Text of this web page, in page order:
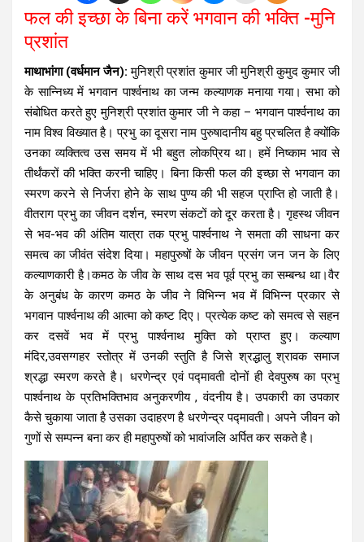
फल की इच्छा के बिना करें भगवान की भक्ति -मुनि
प्रशांत
माथाभांगा (वर्धमान जैन): मुनिश्री प्रशांत कुमार जी मुनिश्री कुमुद कुमार जी
के सान्निध्य में भगवान पार्श्वनाथ का जन्म कल्याणक मनाया गया। सभा को
संबोधित करते हुए मुनिश्री प्रशांत कुमार जी ने कहा – भगवान पार्श्वनाथ का
नाम विश्व विख्यात है। प्रभु का दूसरा नाम पुरुषादानीय बहु प्रचलित है क्योंकि
उनका व्यक्तित्व उस समय में भी बहुत लोकप्रिय था। हमें निष्काम भाव से
तीर्थंकरों की भक्ति करनी चाहिए। बिना किसी फल की इच्छा से भगवान का
स्मरण करने से निर्जरा होने के साथ पुण्य की भी सहज प्राप्ति हो जाती है।
वीतराग प्रभु का जीवन दर्शन, स्मरण संकटों को दूर करता है। गृहस्थ जीवन
से भव-भव की अंतिम यात्रा तक प्रभु पार्श्वनाथ ने समता की साधना कर
समत्व का जीवंत संदेश दिया। महापुरुषों के जीवन प्रसंग जन जन के लिए
कल्याणकारी है।कमठ के जीव के साथ दस भव पूर्व प्रभु का सम्बन्ध था।वैर
के अनुबंध के कारण कमठ के जीव ने विभिन्न भव में विभिन्न प्रकार से
भगवान पार्श्वनाथ की आत्मा को कष्ट दिए। प्रत्येक कष्ट को समत्व से सहन
कर दसवें भव में प्रभु पार्श्वनाथ मुक्ति को प्राप्त हुए। कल्याण
मंदिर,उवसग्गहर स्तोत्र में उनकी स्तुति है जिसे श्रद्धालु श्रावक समाज
श्रद्धा स्मरण करते है। धरणेन्द्र एवं पद्मावती दोनों ही देवपुरुष का प्रभु
पार्श्वनाथ के प्रतिभक्तिभाव अनुकरणीय , वंदनीय है। उपकारी का उपकार
कैसे चुकाया जाता है उसका उदाहरण है धरणेन्द्र पद्मावती। अपने जीवन को
गुणों से सम्पन्न बना कर ही महापुरुषों को भावांजलि अर्पित कर सकते है।